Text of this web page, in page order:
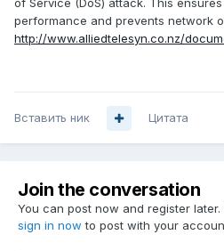
of Service (DoS) attack. This ensures
performance and prevents network
http://www.alliedtelesyn.co.nz/
Вставить ник Цитата
Join the conversation
You can post now and register
sign in now to post with your